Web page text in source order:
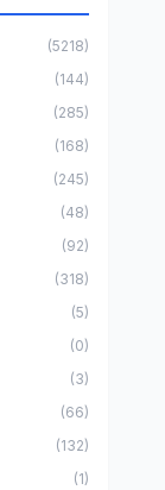
(5218)
(144)
(285)
(168)
(245)
(48)
(92)
(318)
(5)
(0)
(3)
(66)
(132)
(1)